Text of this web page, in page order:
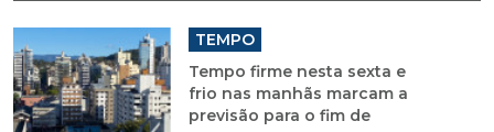
TEMPO
Tempo firme nesta sexta e
frio nas manhãs marcam a
previsão para o fim de